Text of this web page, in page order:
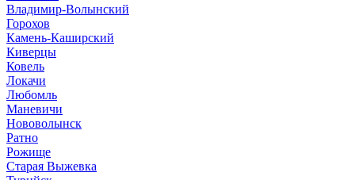
Владимир-Волынский
Горохов
Камень-Каширский
Киверцы
Ковель
Локачи
Любомль
Маневичи
Нововолынск
Ратно
Рожище
Старая Выжевка